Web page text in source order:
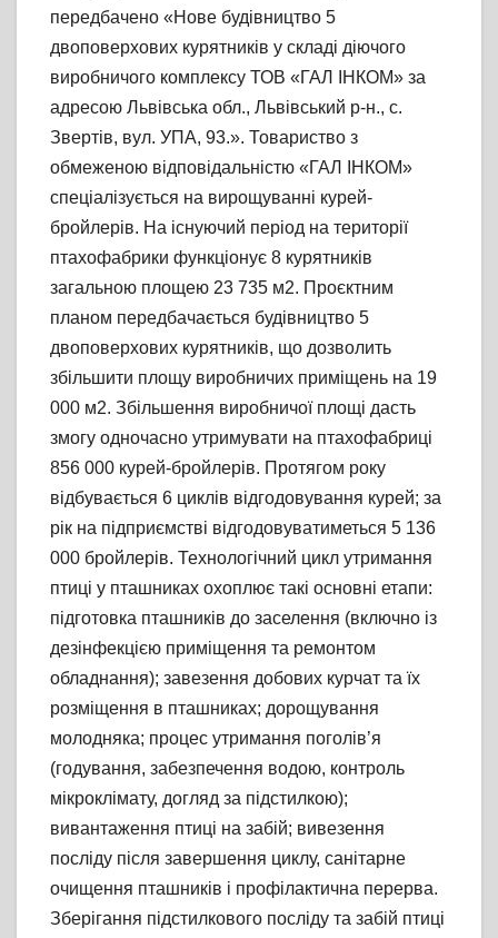
передбачено «Нове будівництво 5
двоповерхових курятників у складі діючого
виробничого комплексу ТОВ «ГАЛ ІНКОМ» за
адресою Львівська обл., Львівський р-н., с.
Звертів, вул. УПА, 93.». Товариство з
обмеженою відповідальністю «ГАЛ ІНКОМ»
спеціалізується на вирощуванні курей-
бройлерів. На існуючий період на території
птахофабрики функціонує 8 курятників
загальною площею 23 735 м2. Проєктним
планом передбачається будівництво 5
двоповерхових курятників, що дозволить
збільшити площу виробничих приміщень на 19
000 м2. Збільшення виробничої площі дасть
змогу одночасно утримувати на птахофабриці
856 000 курей-бройлерів. Протягом року
відбувається 6 циклів відгодовування курей; за
рік на підприємстві відгодовуватиметься 5 136
000 бройлерів. Технологічний цикл утримання
птиці у пташниках охоплює такі основні етапи:
підготовка пташників до заселення (включно із
дезінфекцією приміщення та ремонтом
обладнання); завезення добових курчат та їх
розміщення в пташниках; дорощування
молодняка; процес утримання поголів’я
(годування, забезпечення водою, контроль
мікроклімату, догляд за підстилкою);
вивантаження птиці на забій; вивезення
посліду після завершення циклу, санітарне
очищення пташників і профілактична перерва.
Зберігання підстилкового посліду та забій птиці